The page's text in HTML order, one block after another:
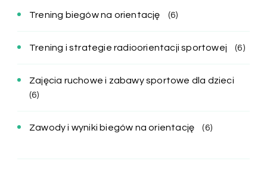
Trening biegów na orientację (6)
Trening i strategie radioorientacji sportowej (6)
Zajęcia ruchowe i zabawy sportowe dla dzieci
(6)
Zawody i wyniki biegów na orientację (6)